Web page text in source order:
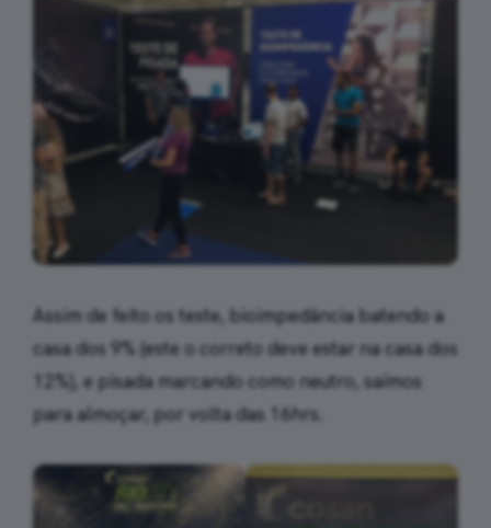
Assim de feito os teste, bioimpedância batendo a
casa dos 9% (este o correto deve estar na casa dos
12%), e pisada marcando como neutro, saímos
para almoçar, por volta das 16hrs.